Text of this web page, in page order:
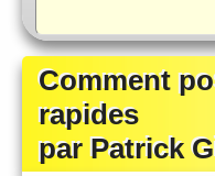
Comment
rapides
par Patrick